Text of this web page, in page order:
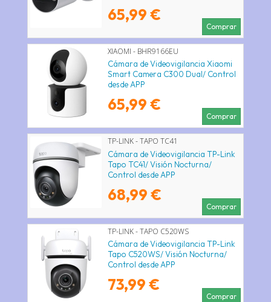
65,99 €
Comprar
XIAOMI - BHR9166EU
Cámara de Videovigilancia Xiaomi
Smart Camera C300 Dual/ Control
desde APP
65,99 €
Comprar
TP-LINK - TAPO TC41
Cámara de Videovigilancia TP-Link
Tapo TC41/ Visión Nocturna/
Control desde APP
68,99 €
Comprar
TP-LINK - TAPO C520WS
Cámara de Videovigilancia TP-Link
Tapo C520WS/ Visión Nocturna/
Control desde APP
73,99 €
Comprar